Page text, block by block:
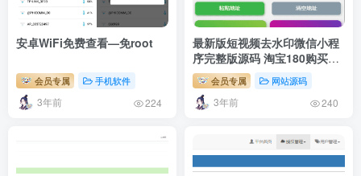
安卓WiFi免费查看—免root
会员专属 手机软件
3年前 224
最新版短视频去水印微信小程
序完整版源码 淘宝180购买免
费分享会员专属 网站源码
3年前 240